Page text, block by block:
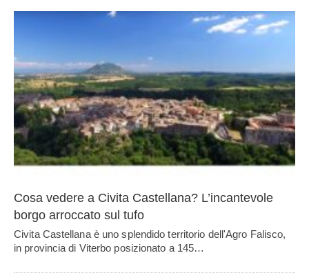
Cosa vedere a Civita Castellana? L’incantevole
borgo arroccato sul tufo
Civita Castellana è uno splendido territorio dell'Agro Falisco,
in provincia di Viterbo posizionato a 145…